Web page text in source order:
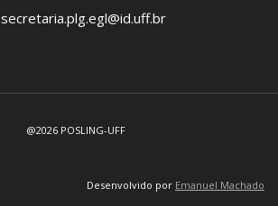
secretaria.plg.egl@id.uff.br
@2026 POSLING-UFF
Desenvolvido por Emanuel Machado